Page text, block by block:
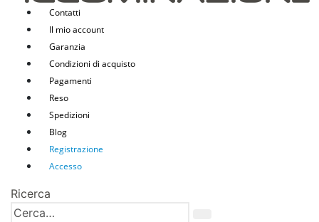
Contatti
Il mio account
Garanzia
Condizioni di acquisto
Pagamenti
Reso
Spedizioni
Blog
Registrazione
Accesso
Ricerca